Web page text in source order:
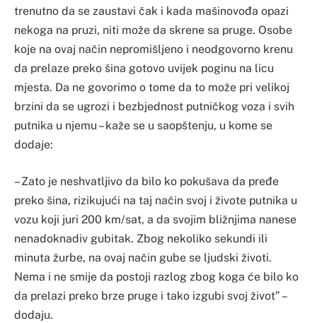
trenutno da se zaustavi čak i kada mašinovođa opazi
nekoga na pruzi, niti može da skrene sa pruge. Osobe
koje na ovaj način nepromišljeno i neodgovorno krenu
da prelaze preko šina gotovo uvijek poginu na licu
mjesta. Da ne govorimo o tome da to može pri velikoj
brzini da se ugrozi i bezbjednost putničkog voza i svih
putnika u njemu – kaže se u saopštenju, u kome se
dodaje:
– Zato je neshvatljivo da bilo ko pokušava da pređe
preko šina, rizikujući na taj način svoj i živote putnika u
vozu koji juri 200 km/sat, a da svojim bližnjima nanese
nenadoknadiv gubitak. Zbog nekoliko sekundi ili
minuta žurbe, na ovaj način gube se ljudski životi.
Nema i ne smije da postoji razlog zbog koga će bilo ko
da prelazi preko brze pruge i tako izgubi svoj život” –
dodaju.